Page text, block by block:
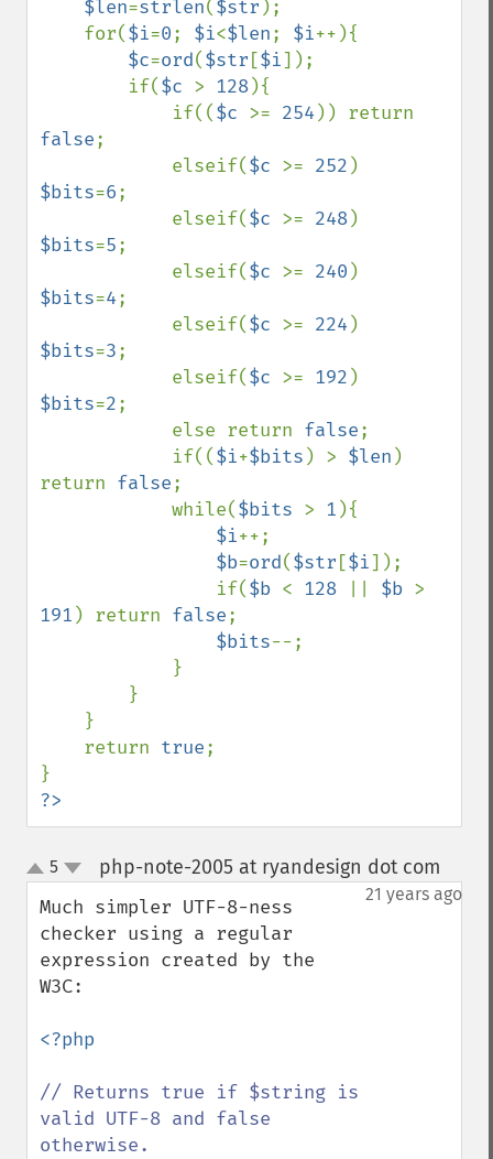
$len=strlen($str );
    for(
$i=0; $i<$len; $i++){
$c=ord($str [$i]);
        if(
$c > 128){
            if((
$c >= 254
false;
            elseif(
$c >= 252
$bits=6;
            elseif(
$c >= 248
$bits=5;
            elseif(
$c >= 240
$bits=4;
            elseif(
$c >= 224
$bits=3;
            elseif(
$c >= 192
$bits=2;
            else return
false;
            if((
$i+$bits ) > $len )
return false;
            while(
$bits > 1 ){
$i++;
$b=ord($str [$i]);
                if(
$b < 128 $b
191 ) return false;
$bits--;
    return
true;
?>
up
down
5 php-note-2005 at ryandesign dot com
21 years ago
Much simpler UTF-8-ness
checker using a regular
expression created by the
W3C:
<?php
// Returns true if $string is
valid UTF-8 and false